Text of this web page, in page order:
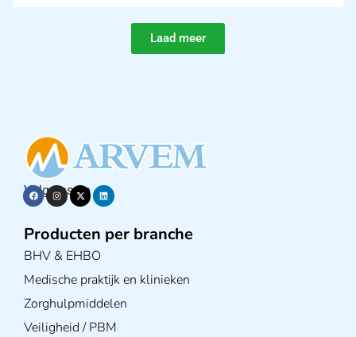
Laad meer
Volg ons op
Producten per branche
BHV & EHBO
Medische praktijk en klinieken
Zorghulpmiddelen
Veiligheid / PBM